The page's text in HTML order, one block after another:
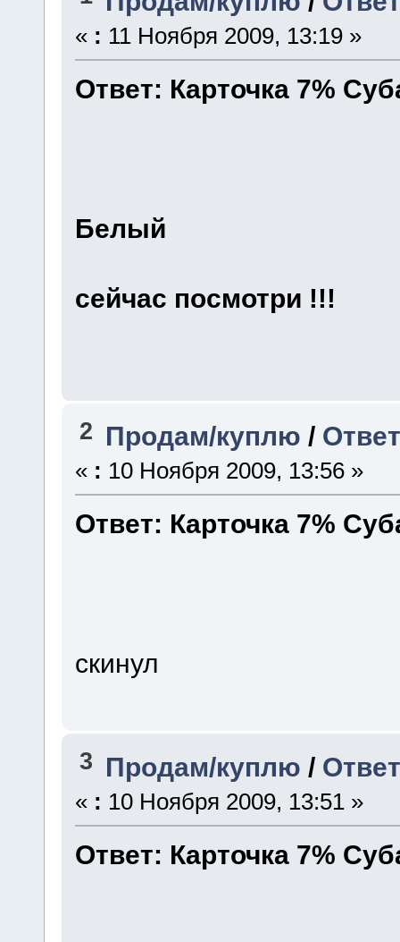
« : 11 Ноября 2009, 13:19 »
Ответ: Карточка 7%
Белый
сейчас посмотри !!!
2 Продам/куплю /
« : 10 Ноября 2009, 13:56 »
Ответ: Карточка 7%
скинул
3 Продам/куплю /
« : 10 Ноября 2009, 13:51 »
Ответ: Карточка 7%